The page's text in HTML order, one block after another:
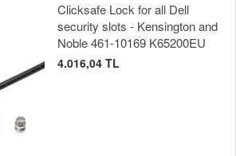
Clicksafe Lock for all Dell
security slots - Kensington and
Noble 461-10169 K65200EU
4.016,04 TL